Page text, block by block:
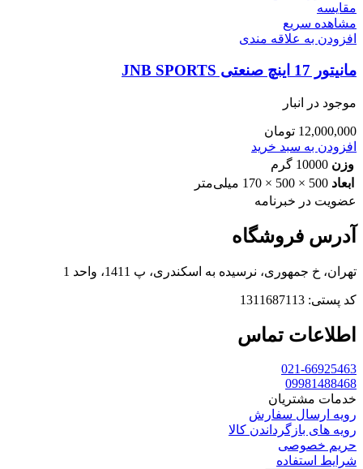
مقایسه
مشاهده سریع
افزودن به علاقه مندی
مانیتور 17 اینچ صنعتی JNB SPORTS
موجود در انبار
12,000,000 تومان
افزودن به سبد خرید
وزن 10000 گرم
ابعاد 500 × 500 × 170 میلی‌متر
عضویت در خبرنامه
آدرس فروشگاه
تهران، خ جمهوری، نرسیده به اسکندری، پ 1411، واحد 1
کد پستی: 1311687113
اطلاعات تماس
021-66925463
09981488468
خدمات مشتریان
رویه ارسال سفارش
رویه های بازگرداندن کالا
حریم خصوصی
شرایط استفاده